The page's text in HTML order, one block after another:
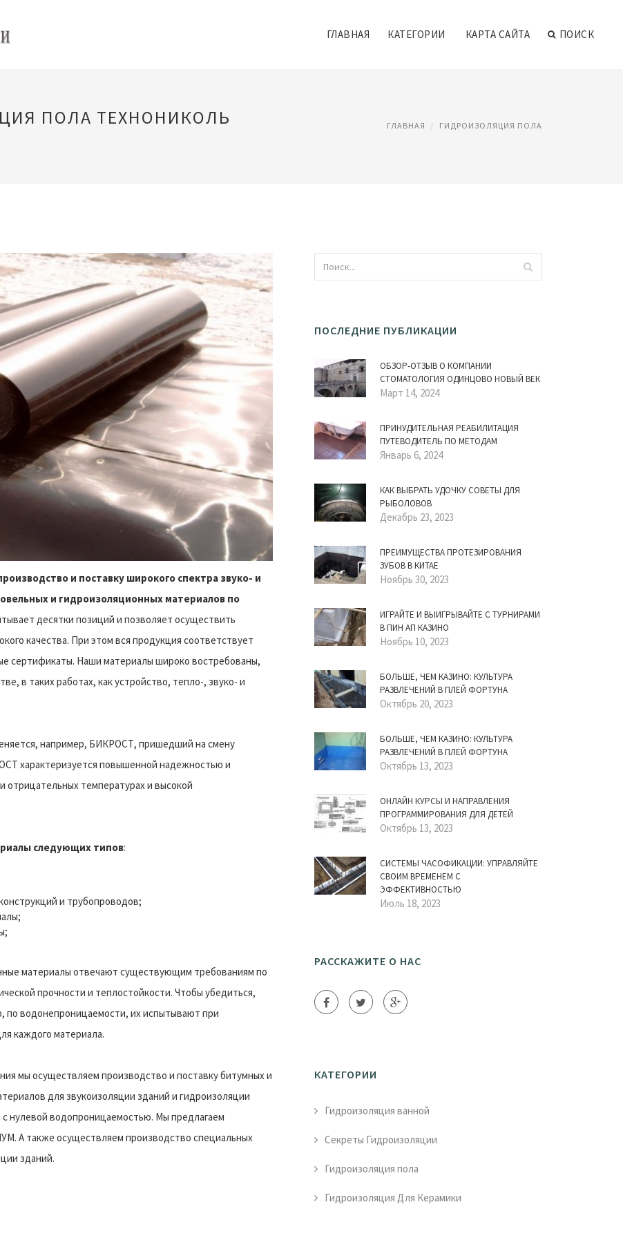
ГЛАВНАЯ КАТЕГОРИИ КАРТА САЙТА ПОИСК
ПОЛА ТЕХНОНИКОЛЬ ГЛАВНАЯ ГИДРОИЗОЛЯЦИЯ ПОЛА
и поставку широкого спектра звуко- и
и гидроизоляционных материалов по
десятки позиций и позволяет осуществить
качества. При этом вся продукция соответствует
сертификаты. Наши материалы широко востребованы,
в таких работах, как устройство, тепло-, звуко- и
например, БИКРОСТ, пришедший на смену
характеризуется повышенной надежностью и
отрицательных температурах и высокой
следующих типов:
и трубопроводов;
материалы отвечают существующим требованиям по
прочности и теплостойкости. Чтобы убедиться,
по водонепроницаемости, их испытывают при
каждого материала.
мы осуществляем производство и поставку битумных и
для звукоизоляции зданий и гидроизоляции
нулевой водопроницаемостью. Мы предлагаем
А также осуществляем производство специальных
зданий.
ПОСЛЕДНИЕ ПУБЛИКАЦИИ
ОБЗОР-ОТЗЫВ О КОМПАНИИ
СТОМАТОЛОГИЯ ОДИНЦОВО НОВЫЙ ВЕК
Март 14, 2024
ПРИНУДИТЕЛЬНАЯ РЕАБИЛИТАЦИЯ
ПУТЕВОДИТЕЛЬ ПО МЕТОДАМ
Январь 6, 2024
КАК ВЫБРАТЬ УДОЧКУ СОВЕТЫ ДЛЯ
РЫБОЛОВОВ
Декабрь 23, 2023
ПРЕИМУЩЕСТВА ПРОТЕЗИРОВАНИЯ
ЗУБОВ В КИТАЕ
Ноябрь 30, 2023
ИГРАЙТЕ И ВЫИГРЫВАЙТЕ С ТУРНИРАМИ
В ПИН АП КАЗИНО
Ноябрь 10, 2023
БОЛЬШЕ, ЧЕМ КАЗИНО: КУЛЬТУРА
РАЗВЛЕЧЕНИЙ В ПЛЕЙ ФОРТУНА
Октябрь 20, 2023
БОЛЬШЕ, ЧЕМ КАЗИНО: КУЛЬТУРА
РАЗВЛЕЧЕНИЙ В ПЛЕЙ ФОРТУНА
Октябрь 13, 2023
ОНЛАЙН КУРСЫ И НАПРАВЛЕНИЯ
ПРОГРАММИРОВАНИЯ ДЛЯ ДЕТЕЙ
Октябрь 13, 2023
СИСТЕМЫ ЧАСОФИКАЦИИ: УПРАВЛЯЙТЕ
СВОИМ ВРЕМЕНЕМ С
ЭФФЕКТИВНОСТЬЮ
Июль 18, 2023
РАССКАЖИТЕ О НАС
КАТЕГОРИИ
Гидроизоляция ванной
Секреты Гидроизоляции
Гидроизоляция пола
Гидроизоляция Для Керамики